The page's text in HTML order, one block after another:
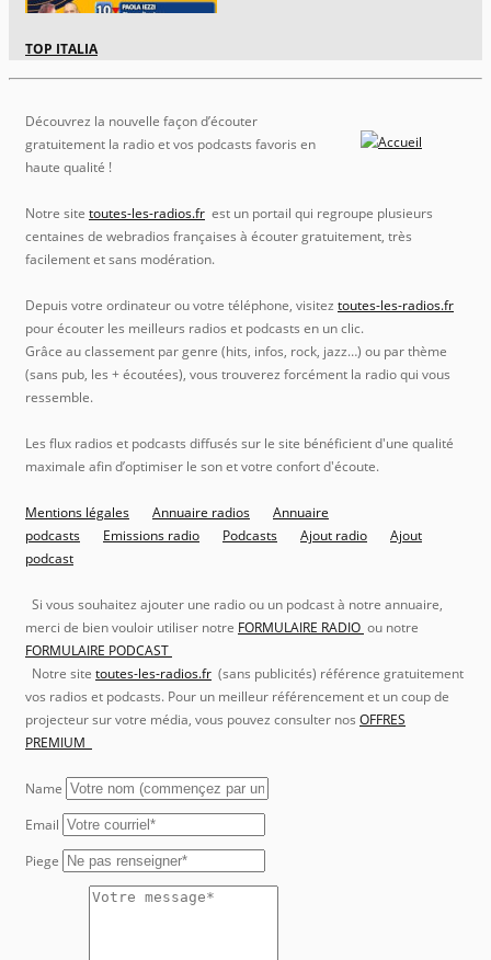
TOP ITALIA
Découvrez la nouvelle façon d’écouter
gratuitement la radio et vos podcasts favoris en
haute qualité !
Notre site toutes-les-radios.fr est un portail qui regroupe plusieurs
centaines de webradios françaises à écouter gratuitement, très
facilement et sans modération.
Depuis votre ordinateur ou votre téléphone, visitez toutes-les-radios.fr
pour écouter les meilleurs radios et podcasts en un clic.
Grâce au classement par genre (hits, infos, rock, jazz…) ou par thème
(sans pub, les + écoutées), vous trouverez forcément la radio qui vous
ressemble.
Les flux radios et podcasts diffusés sur le site bénéficient d'une qualité
maximale afin d’optimiser le son et votre confort d'écoute.
Mentions légales Annuaire radios
Annuaire
podcasts
Emissions radio Podcasts Ajout radio
Ajout
podcast
Si vous souhaitez ajouter une radio ou un podcast à notre annuaire,
merci de bien vouloir utiliser notre FORMULAIRE RADIO ou notre
FORMULAIRE PODCAST
Notre site toutes-les-radios.fr (sans publicités) référence gratuitement
vos radios et podcasts. Pour un meilleur référencement et un coup de
projecteur sur votre média, vous pouvez consulter nos OFFRES
PREMIUM
Name
Email
Piege